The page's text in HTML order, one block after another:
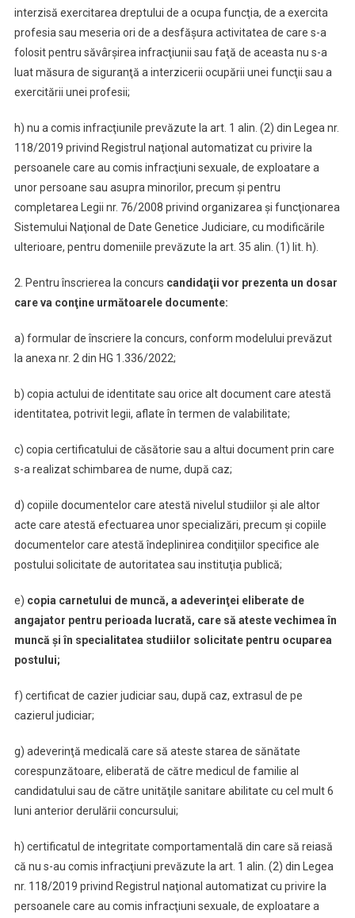
interzisă exercitarea dreptului de a ocupa funcţia, de a exercita
profesia sau meseria ori de a desfăşura activitatea de care s-a
folosit pentru săvârşirea infracţiunii sau faţă de aceasta nu s-a
luat măsura de siguranţă a interzicerii ocupării unei funcţii sau a
exercitării unei profesii;
h) nu a comis infracţiunile prevăzute la art. 1 alin. (2) din Legea nr.
118/2019 privind Registrul naţional automatizat cu privire la
persoanele care au comis infracţiuni sexuale, de exploatare a
unor persoane sau asupra minorilor, precum şi pentru
completarea Legii nr. 76/2008 privind organizarea şi funcţionarea
Sistemului Naţional de Date Genetice Judiciare, cu modificările
ulterioare, pentru domeniile prevăzute la art. 35 alin. (1) lit. h).
2. Pentru înscrierea la concurs candidaţii vor prezenta un dosar
care va conţine următoarele documente:
a) formular de înscriere la concurs, conform modelului prevăzut
la anexa nr. 2 din HG 1.336/2022;
b) copia actului de identitate sau orice alt document care atestă
identitatea, potrivit legii, aflate în termen de valabilitate;
c) copia certificatului de căsătorie sau a altui document prin care
s-a realizat schimbarea de nume, după caz;
d) copiile documentelor care atestă nivelul studiilor şi ale altor
acte care atestă efectuarea unor specializări, precum şi copiile
documentelor care atestă îndeplinirea condiţiilor specifice ale
postului solicitate de autoritatea sau instituţia publică;
e) copia carnetului de muncă, a adeverinţei eliberate de
angajator pentru perioada lucrată, care să ateste vechimea în
muncă şi în specialitatea studiilor solicitate pentru ocuparea
postului;
f) certificat de cazier judiciar sau, după caz, extrasul de pe
cazierul judiciar;
g) adeverinţă medicală care să ateste starea de sănătate
corespunzătoare, eliberată de către medicul de familie al
candidatului sau de către unităţile sanitare abilitate cu cel mult 6
luni anterior derulării concursului;
h) certificatul de integritate comportamentală din care să reiasă
că nu s-au comis infracţiuni prevăzute la art. 1 alin. (2) din Legea
nr. 118/2019 privind Registrul naţional automatizat cu privire la
persoanele care au comis infracţiuni sexuale, de exploatare a